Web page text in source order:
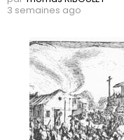
3 semaines ago